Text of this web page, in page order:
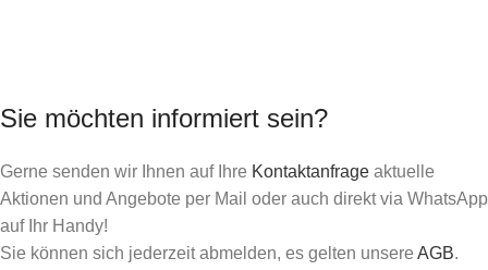
Sie möchten informiert sein?
Gerne senden wir Ihnen auf Ihre Kontaktanfrage aktuelle
Aktionen und Angebote per Mail oder auch direkt via WhatsApp
auf Ihr Handy!
Sie können sich jederzeit abmelden, es gelten unsereAGB.